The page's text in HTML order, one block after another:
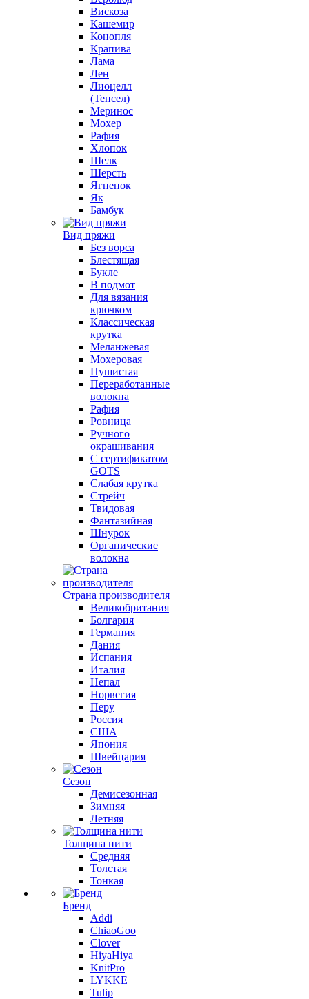
Вискоза
Кашемир
Конопля
Крапива
Лама
Лен
Лиоцелл
(Тенсел)
Меринос
Мохер
Рафия
Хлопок
Шелк
Шерсть
Ягненок
Як
Бамбук
Вид пряжи
Без ворса
Блестящая
Букле
В подмот
Для вязания
крючком
Классическая
крутка
Меланжевая
Мохеровая
Пушистая
Переработанные
волокна
Рафия
Ровница
Ручного
окрашивания
С сертификатом
GOTS
Слабая крутка
Стрейч
Твидовая
Фантазийная
Шнурок
Органические
волокна
Страна производителя
Великобритания
Болгария
Германия
Дания
Испания
Италия
Непал
Норвегия
Перу
Россия
США
Япония
Швейцария
Сезон
Демисезонная
Зимняя
Летняя
Толщина нити
Средняя
Толстая
Тонкая
Бренд
Addi
ChiaoGoo
Clover
HiyaHiya
KnitPro
LYKKE
Tulip